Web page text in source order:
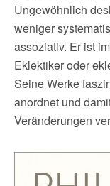
Ungewöhnlich
weniger
assoziativ. Er ist
Eklektiker oder
Seine Werke
anordnet und
Veränderungen